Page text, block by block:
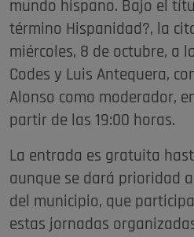
mundo hispano. Bajo el
término Hispanidad?, la
miércoles, 8 de octubre, a
Codes y Luis Antequera,
Alonso como moderador,
partir de las 19:00 horas.
La entrada es gratuita
aunque se dará prioridad
del municipio, que
estas jornadas